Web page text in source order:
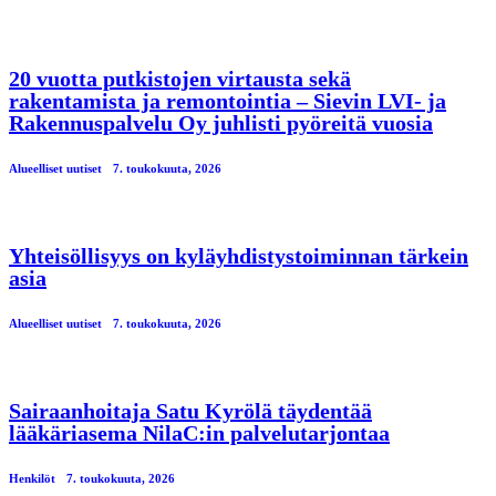
20 vuotta putkistojen virtausta sekä
rakentamista ja remontointia – Sievin LVI- ja
Rakennuspalvelu Oy juhlisti pyöreitä vuosia
Alueelliset uutiset 7. toukokuuta, 2026
Yhteisöllisyys on kyläyhdistystoiminnan tärkein
asia
Alueelliset uutiset 7. toukokuuta, 2026
Sairaanhoitaja Satu Kyrölä täydentää
lääkäriasema NilaC:in palvelutarjontaa
Henkilöt 7. toukokuuta, 2026